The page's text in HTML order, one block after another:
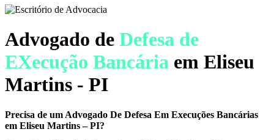
Advogado de Defesa de
EXecução Bancária em Eliseu
Martins - PI
Precisa de um Advogado De Defesa Em Execuções Bancárias
em Eliseu Martins – PI?